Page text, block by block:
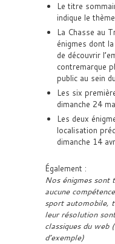
Le titre
indique le
La Chasse au
énigmes dont
de découvrir
contremarque
public au sein
Les six
dimanche 24
Les deux
localisation
dimanche 14
Également :
Nos énigmes sont
aucune
sport automobile,
leur résolution
classiques du web
d’exemple)